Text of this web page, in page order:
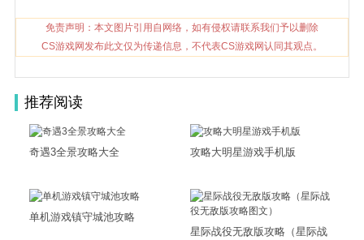
免责声明：本文图片引用自网络，如有侵权请联系我们予以删除
CS游戏网发布此文仅为传递信息，不代表CS游戏网认同其观点。
推荐阅读
奇遇3全景攻略大全 攻略大明星游戏手机版
单机游戏镇守城池攻略
星际战役无敌版攻略（星际战